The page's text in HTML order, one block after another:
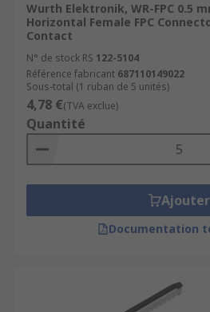
FPC connector circuits can be
flexible copper foil in different
single-sided, double-sided and
structure flexible circuit boards.
connector circuits are finished
copper foil folded between the
upper and down layers, this
simple and is thicker in thickness.
Wurth Elektronik, WR-FPC 0.5
Horizontal Female FPC
Contact
N° de stock RS 122-5104
Référence fabricant 687110149022
Sous-total (1 ruban de 5 unités)
4,78 €(TVA exclue)
Quantité
Ajouter
Documentation